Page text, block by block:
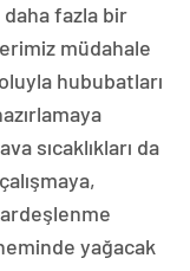
fazla bir
müdahale
hububatları
sıcaklıkları da
yağacak